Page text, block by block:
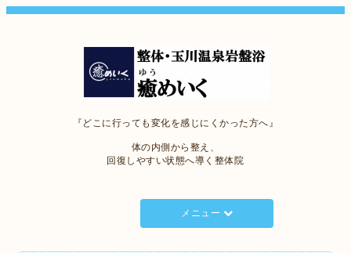
『どこに行っても変化を感じにくかった方へ』
体の内側から整え、
回復しやすい状態へ導く整体院
メニュー